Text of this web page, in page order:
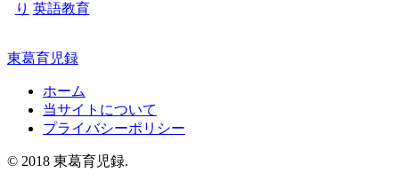
り 英語教育
東葛育児録
ホーム
当サイトについて
プライバシーポリシー
© 2018 東葛育児録.